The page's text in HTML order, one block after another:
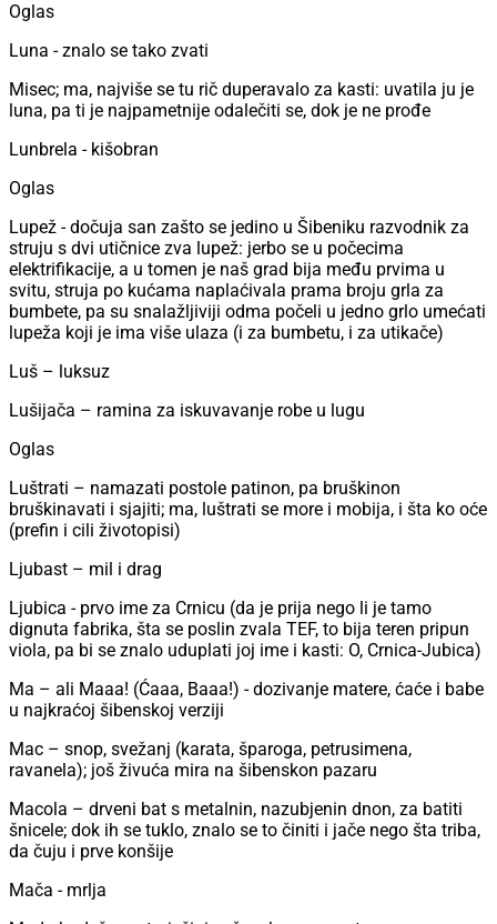
Oglas
Luna - znalo se tako zvati
Misec; ma, najviše se tu rič duperavalo za kasti: uvatila ju je
luna, pa ti je najpametnije odalečiti se, dok je ne prođe
Lunbrela - kišobran
Oglas
Lupež - dočuja san zašto se jedino u Šibeniku razvodnik za
struju s dvi utičnice zva lupež: jerbo se u počecima
elektrifikacije, a u tomen je naš grad bija među prvima u
svitu, struja po kućama naplaćivala prama broju grla za
bumbete, pa su snalažljiviji odma počeli u jedno grlo umećati
lupeža koji je ima više ulaza (i za bumbetu, i za utikače)
Luš – luksuz
Lušijača – ramina za iskuvavanje robe u lugu
Oglas
Luštrati – namazati postole patinon, pa bruškinon
bruškinavati i sjajiti; ma, luštrati se more i mobija, i šta ko oće
(prefin i cili životopisi)
Ljubast – mil i drag
Ljubica - prvo ime za Crnicu (da je prija nego li je tamo
dignuta fabrika, šta se poslin zvala TEF, to bija teren pripun
viola, pa bi se znalo uduplati joj ime i kasti: O, Crnica-Jubica)
Ma – ali Maaa! (Ćaaa, Baaa!) - dozivanje matere, ćaće i babe
u najkraćoj šibenskoj verziji
Mac – snop, svežanj (karata, šparoga, petrusimena,
ravanela); još živuća mira na šibenskon pazaru
Macola – drveni bat s metalnin, nazubjenin dnon, za batiti
šnicele; dok ih se tuklo, znalo se to činiti i jače nego šta triba,
da čuju i prve konšije
Mača - mrlja